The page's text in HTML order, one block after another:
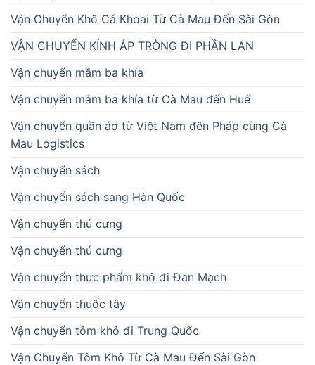
Vận Chuyển Khô Cá Khoai Từ Cà Mau Đến Sài Gòn
VẬN CHUYỂN KÍNH ÁP TRÒNG ĐI PHẦN LAN
Vận chuyển mắm ba khía
Vận chuyển mắm ba khía từ Cà Mau đến Huế
Vận chuyển quần áo từ Việt Nam đến Pháp cùng Cà
Mau Logistics
Vận chuyển sách
Vận chuyển sách sang Hàn Quốc
Vận chuyển thú cưng
Vận chuyển thú cưng
Vận chuyển thực phẩm khô đi Đan Mạch
Vận chuyển thuốc tây
Vận chuyển tôm khô đi Trung Quốc
Vận Chuyển Tôm Khô Từ Cà Mau Đến Sài Gòn